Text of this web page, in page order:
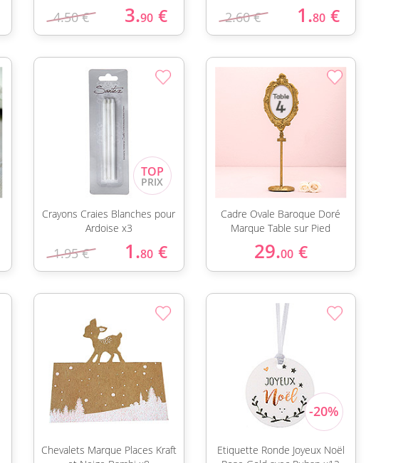
4.50 € 3.90 € 2.60 € 1.80 €
Crayons Craies Blanches pour
Ardoise x3
1.95 € 1.80 €
Cadre Ovale Baroque Doré
Marque Table sur Pied
29.00 €
Chevalets Marque Places Kraft
Etiquette Ronde Joyeux Noël